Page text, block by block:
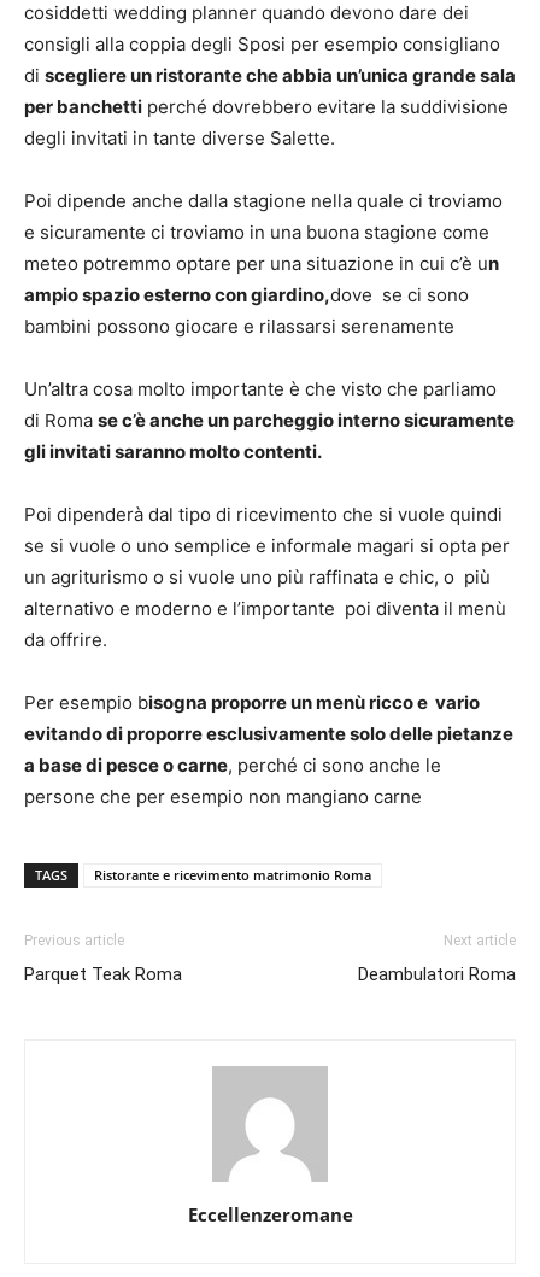
cosiddetti wedding planner quando devono dare dei
consigli alla coppia degli Sposi per esempio consigliano
di scegliere un ristorante che abbia un’unica grande sala
per banchetti perché dovrebbero evitare la suddivisione
degli invitati in tante diverse Salette.
Poi dipende anche dalla stagione nella quale ci troviamo
e sicuramente ci troviamo in una buona stagione come
meteo potremmo optare per una situazione in cui c’è un
ampio spazio esterno con giardino,dove se ci sono
bambini possono giocare e rilassarsi serenamente
Un’altra cosa molto importante è che visto che parliamo
di Roma se c’è anche un parcheggio interno sicuramente
gli invitati saranno molto contenti.
Poi dipenderà dal tipo di ricevimento che si vuole quindi
se si vuole o uno semplice e informale magari si opta per
un agriturismo o si vuole uno più raffinata e chic, o più
alternativo e moderno e l’importante poi diventa il menù
da offrire.
Per esempio bisogna proporre un menù ricco e vario
evitando di proporre esclusivamente solo delle pietanze
a base di pesce o carne, perché ci sono anche le
persone che per esempio non mangiano carne
TAGS Ristorante e ricevimento matrimonio Roma
Previous article
Parquet Teak Roma
Next article
Deambulatori Roma
Eccellenzeromane